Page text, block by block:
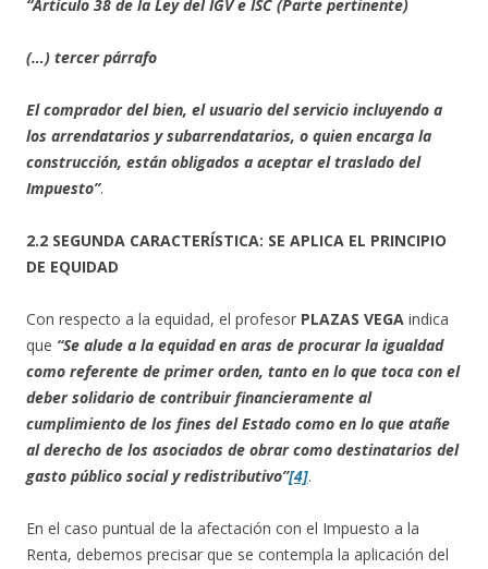
“Artículo 38 de la Ley del IGV e ISC (Parte pertinente)
(…) tercer párrafo
El comprador del bien, el usuario del servicio incluyendo a
los arrendatarios y subarrendatarios, o quien encarga la
construcción, están obligados a aceptar el traslado del
Impuesto”.
2.2 SEGUNDA CARACTERÍSTICA: SE APLICA EL PRINCIPIO
DE EQUIDAD
Con respecto a la equidad, el profesor PLAZAS VEGA indica
que “Se alude a la equidad en aras de procurar la igualdad
como referente de primer orden, tanto en lo que toca con el
deber solidario de contribuir financieramente al
cumplimiento de los fines del Estado como en lo que atañe
al derecho de los asociados de obrar como destinatarios del
gasto público social y redistributivo”[4].
En el caso puntual de la afectación con el Impuesto a la
Renta, debemos precisar que se contempla la aplicación del